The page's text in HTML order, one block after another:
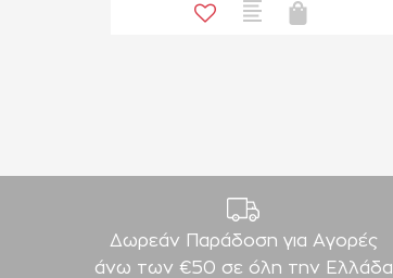
Δωρεάν Παράδοση για Aγορές
άνω των €50 σε όλη την Ελλάδα